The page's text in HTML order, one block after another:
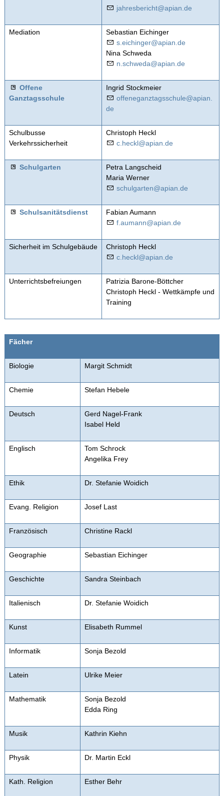
j hr sb rcht p n d
Mediation
Sebastian Eichinger
s
ch ng r p n d
Nina Schweda
n schw d p n d
Offene
Ganztagsschule
Ingrid Stockmeier
ff n g nzt gssch l p
n
d
Schulbusse
Verkehrssicherheit
Christoph Heckl
c h ckl p n d
Schulgarten
Petra Langscheid
Maria Werner
sch
lg rt n p n d
Schulsanitätsdienst
Fabian Aumann
f
m nn p n d
Sicherheit im Schulgebäude
Christoph Heckl
c h ckl p n d
Unterrichtsbefreiungen
Patrizia Barone-Böttcher
Christoph Heckl - Wettkämpfe und
Training
Fächer
Biologie Margit Schmidt
Chemie Stefan Hebele
Deutsch
Gerd Nagel-Frank
Isabel Held
Englisch
Tom Schrock
Angelika Frey
Ethik Dr. Stefanie Woidich
Evang. Religion Josef Last
Französisch Christine Rackl
Geographie Sebastian Eichinger
Geschichte Sandra Steinbach
Italienisch Dr. Stefanie Woidich
Kunst Elisabeth Rummel
Informatik Sonja Bezold
Latein Ulrike Meier
Mathematik
Sonja Bezold
Edda Ring
Musik Kathrin Kiehn
Physik Dr. Martin Eckl
Kath. Religion Esther Behr